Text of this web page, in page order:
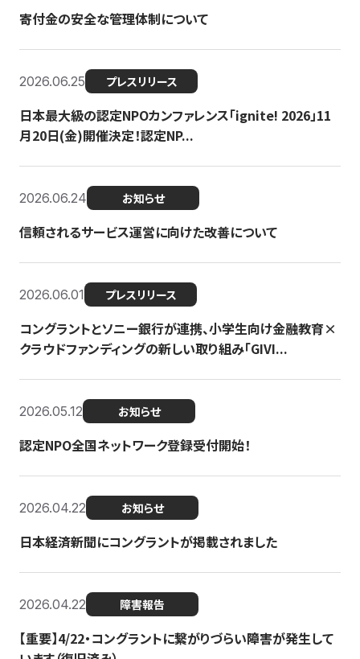
寄付金の安全な管理体制について
2026.06.25 プレスリリース
日本最大級の認定NPOカンファレンス「ignite! 2026」11
月20日(金)開催決定！認定NP...
2026.06.24 お知らせ
信頼されるサービス運営に向けた改善について
2026.06.01 プレスリリース
コングラントとソニー銀行が連携、小学生向け金融教育×
クラウドファンディングの新しい取り組み「GIVI...
2026.05.12 お知らせ
認定NPO全国ネットワーク登録受付開始！
2026.04.22 お知らせ
日本経済新聞にコングラントが掲載されました
2026.04.22 障害報告
【重要】4/22・コングラントに繋がりづらい障害が発生して